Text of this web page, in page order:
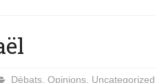
Débats Opinions Uncategorized